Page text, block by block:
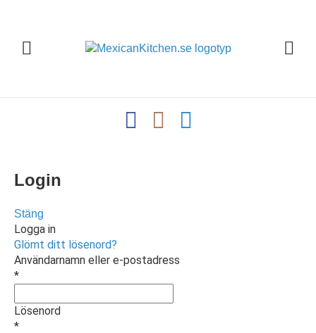
Login
Stäng
Logga in
Glömt ditt lösenord?
Användarnamn eller e-postadress
*
Lösenord
*